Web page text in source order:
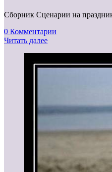
Сборник Сценарии на
0 Комментарии
Читать далее